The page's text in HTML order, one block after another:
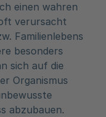
einen wahren
verursacht
Familienlebens
besonders
sich auf die
Organismus
abzubauen.